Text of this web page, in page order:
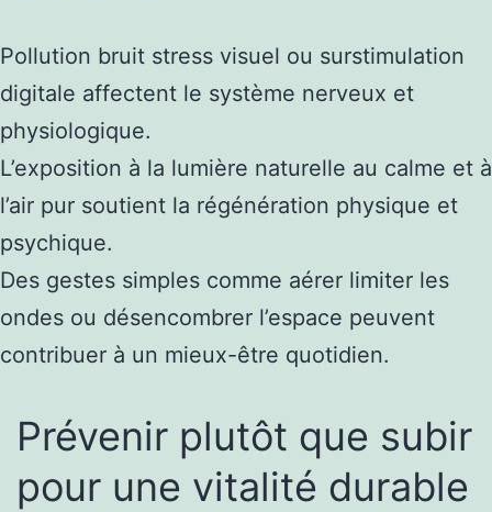
Pollution bruit stress visuel ou surstimulation
digitale affectent le système nerveux et
physiologique.
L’exposition à la lumière naturelle au calme et à
l’air pur soutient la régénération physique et
psychique.
Des gestes simples comme aérer limiter les
ondes ou désencombrer l’espace peuvent
contribuer à un mieux-être quotidien.
Prévenir plutôt que subir
pour une vitalité durable